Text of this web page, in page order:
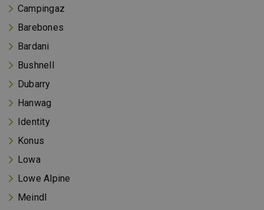
Campingaz
Barebones
Bardani
Bushnell
Dubarry
Hanwag
Identity
Konus
Lowa
Lowe Alpine
Meindl